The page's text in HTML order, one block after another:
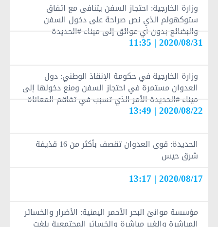
وزارة الخارجية: احتجاز السفن يتنافى مع اتفاق
ستوكهولم الذي نص صراحة على دخول السفن
والبضائع بدون أي عوائق إلى ميناء #الحديدة
2020/08/31 | 11:35
وزارة الخارجية في حكومة الإنقاذ الوطني: دول
العدوان مستمرة في احتجاز السفن ومنع دخولها إلى
ميناء #الحديدة الأمر الذي تسبب في تفاقم المعاناة
الكبيرة للشعب اليمني.
2020/08/22 | 13:49
الحديدة: قوى العدوان تقصف بأكثر من 16 قذيفة
شرق حيس
2020/08/17 | 13:17
مؤسسة موانئ البحر الأحمر اليمنية: الأضرار والخسائر
المباشرة والغير مباشرة والخسائر المجتمعية بلغت